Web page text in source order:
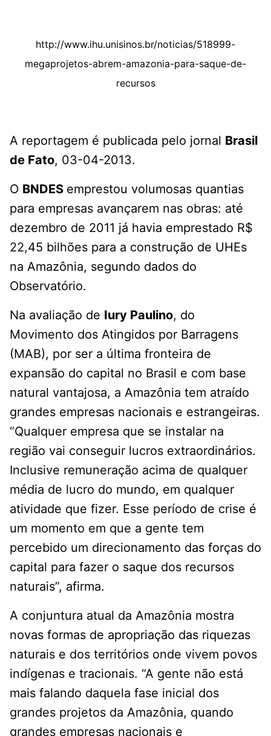
http://www.ihu.unisinos.br/noticias/518999-
megaprojetos-abrem-amazonia-para-saque-de-
recursos
A reportagem é publicada pelo jornal Brasil
de Fato, 03-04-2013.
O BNDES emprestou volumosas quantias
para empresas avançarem nas obras: até
dezembro de 2011 já havia emprestado R$
22,45 bilhões para a construção de UHEs
na Amazônia, segundo dados do
Observatório.
Na avaliação de Iury Paulino, do
Movimento dos Atingidos por Barragens
(MAB), por ser a última fronteira de
expansão do capital no Brasil e com base
natural vantajosa, a Amazônia tem atraído
grandes empresas nacionais e estrangeiras.
“Qualquer empresa que se instalar na
região vai conseguir lucros extraordinários.
Inclusive remuneração acima de qualquer
média de lucro do mundo, em qualquer
atividade que fizer. Esse período de crise é
um momento em que a gente tem
percebido um direcionamento das forças do
capital para fazer o saque dos recursos
naturais”, afirma.
A conjuntura atual da Amazônia mostra
novas formas de apropriação das riquezas
naturais e dos territórios onde vivem povos
indígenas e tracionais. “A gente não está
mais falando daquela fase inicial dos
grandes projetos da Amazônia, quando
grandes empresas nacionais e